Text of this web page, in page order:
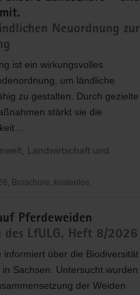
Neuordnung zur
ist ein wirkungsvolles
um ländliche
zu gestalten. Durch gezielte
stärkt sie die
Landwirtschaft und
Broschüre, kostenlos
Pferdeweiden
des LfULG, Heft 8/2026
informiert über die Biodiversität
Sachsen. Untersucht wurden
der Weiden